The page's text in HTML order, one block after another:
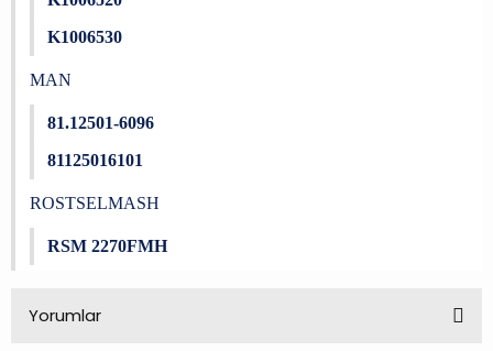
K1006530
MAN
81.12501-6096
81125016101
ROSTSELMASH
RSM 2270FMH
Yorumlar